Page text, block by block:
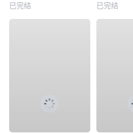
已完结 已完结